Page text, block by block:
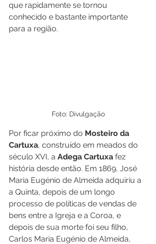
que rapidamente se tornou
conhecido e bastante importante
para a região.
Foto: Divulgação
Por ficar próximo do Mosteiro da
Cartuxa, construído em meados do
século XVI, a Adega Cartuxa fez
história desde então. Em 1869, José
Maria Eugénio de Almeida adquiriu a
a Quinta, depois de um longo
processo de políticas de vendas de
bens entre a Igreja e a Coroa, e
depois de sua morte foi seu filho,
Carlos Maria Eugénio de Almeida,